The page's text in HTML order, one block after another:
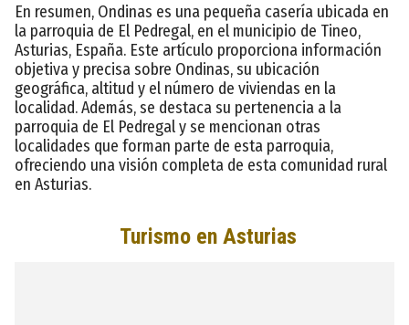
En resumen, Ondinas es una pequeña casería ubicada en
la parroquia de El Pedregal, en el municipio de Tineo,
Asturias, España. Este artículo proporciona información
objetiva y precisa sobre Ondinas, su ubicación
geográfica, altitud y el número de viviendas en la
localidad. Además, se destaca su pertenencia a la
parroquia de El Pedregal y se mencionan otras
localidades que forman parte de esta parroquia,
ofreciendo una visión completa de esta comunidad rural
en Asturias.